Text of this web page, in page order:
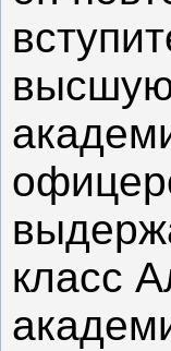
высшую
класс